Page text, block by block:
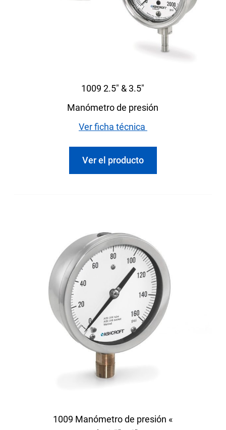
1009 2.5" & 3.5"
Manómetro de presión
Ver ficha técnica
Ver el producto
1009 Manómetro de presión «